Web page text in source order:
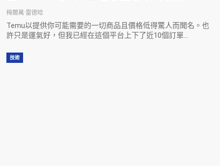
梅爾萬·雷德哈
Temu以提供你可能需要的一切商品且價格低得驚人而聞名。也
許只是運氣好，但我已經在這個平台上下了近10個訂單…
技術